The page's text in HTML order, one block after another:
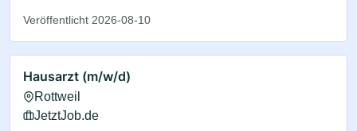
Veröffentlicht 2026-08-10
Hausarzt (m/w/d)
Rottweil
JetztJob.de